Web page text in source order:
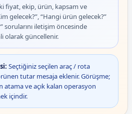
fiyat, ekip, ürün, kapsam ve
gelecek?”, “Hangi ürün gelecek?”
sorularını iletişim öncesinde
olarak güncellenir.
Seçtiğiniz seçilen araç / rota
tutar mesaja eklenir. Görüşme;
ve açık kalan operasyon
içindir.